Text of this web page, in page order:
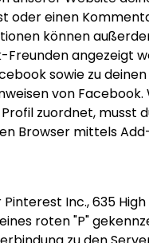
oder einen
können
angezeigt
sowie zu
von Facebook.
zuordnet, musst
Browser mittels
Inc., 635 High
roten "P"